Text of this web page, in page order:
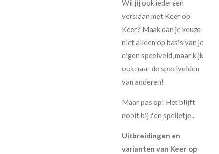
Wil jij ook iedereen
verslaan met Keer op
Keer? Maak dan je keuze
niet alleen op basis van je
eigen speelveld, maar kijk
ook naar de speelvelden
van anderen!
Maar pas op! Het blijft
nooit bij één spelletje...
Uitbreidingen en
varianten van Keer op